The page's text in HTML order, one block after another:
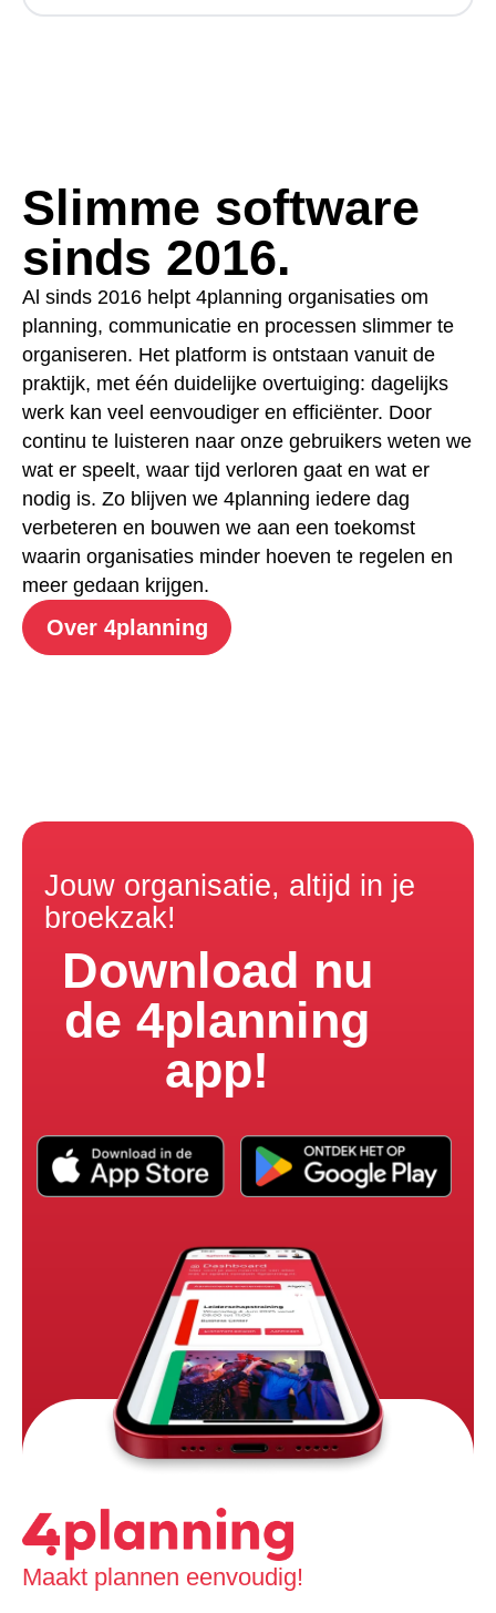
Slimme software
sinds 2016.
Al sinds 2016 helpt 4planning organisaties om
planning, communicatie en processen slimmer te
organiseren. Het platform is ontstaan vanuit de
praktijk, met één duidelijke overtuiging: dagelijks
werk kan veel eenvoudiger en efficiënter. Door
continu te luisteren naar onze gebruikers weten we
wat er speelt, waar tijd verloren gaat en wat er
nodig is. Zo blijven we 4planning iedere dag
verbeteren en bouwen we aan een toekomst
waarin organisaties minder hoeven te regelen en
meer gedaan krijgen.
Over 4planning
Jouw organisatie, altijd in je
broekzak!
Download nu
de 4planning
app!
Maakt plannen eenvoudig!